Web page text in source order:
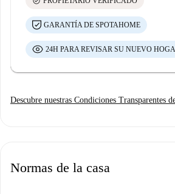
GARANTÍA DE SPOTAHOME
24H PARA REVISAR SU NUEVO
Descubre nuestras Condiciones Transparentes
Normas de la casa